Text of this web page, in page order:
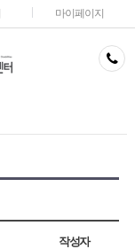
마이페이지
작성자